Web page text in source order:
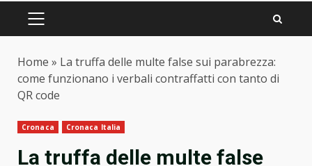
PRIMARY
Home » La truffa delle multe false sui parabrezza:
come funzionano i verbali contraffatti con tanto di
QR code
Cronaca Cronaca Italia
La truffa delle multe false